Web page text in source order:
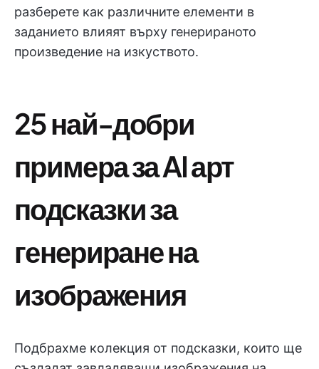
разберете как различните елементи в
заданието влияят върху генерираното
произведение на изкуството.
25 най-добри
примера за AI арт
подсказки за
генериране на
изображения
Подбрахме колекция от подсказки, които ще